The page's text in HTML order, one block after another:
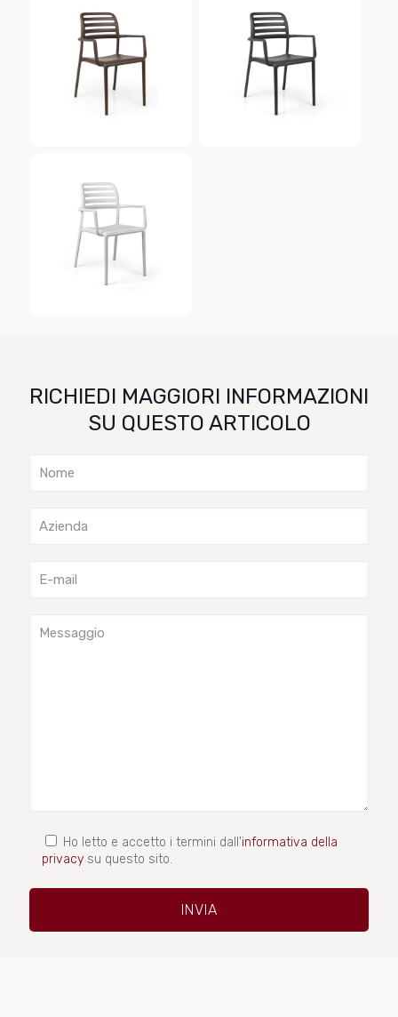
RICHIEDI MAGGIORI INFORMAZIONI
SU QUESTO ARTICOLO
Ho letto e accetto i termini dall'informativa della
privacy su questo sito.